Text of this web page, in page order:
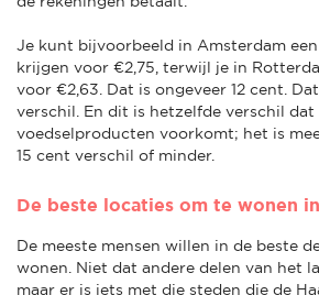
Je kunt bijvoorbeeld in Amsterdam
krijgen voor €2,75, terwijl je in
voor €2,63. Dat is ongeveer 12 cent.
verschil. En dit is hetzelfde verschil
voedselproducten voorkomt; het is
15 cent verschil of minder.
De beste locaties om te wonen
De meeste mensen willen in de beste
wonen. Niet dat andere delen van het
maar er is iets met die steden die de